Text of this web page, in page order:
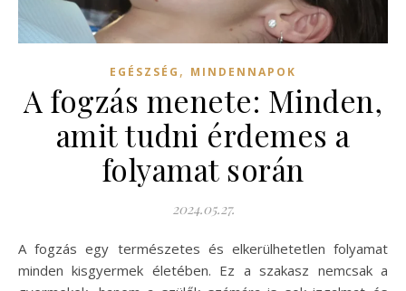
EGÉSZSÉG , MINDENNAPOK
A fogzás menete: Minden,
amit tudni érdemes a
folyamat során
2024.05.27.
A fogzás egy természetes és elkerülhetetlen folyamat
minden kisgyermek életében. Ez a szakasz nemcsak a